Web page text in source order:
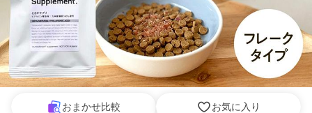
おまかせ比較 お気に入り